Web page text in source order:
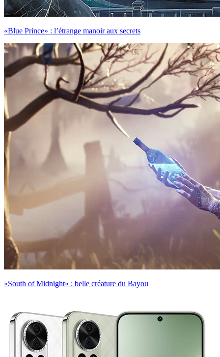
«Blue Prince» : l’étrange manoir aux secrets
«South of Midnight» : belle créature du Bayou